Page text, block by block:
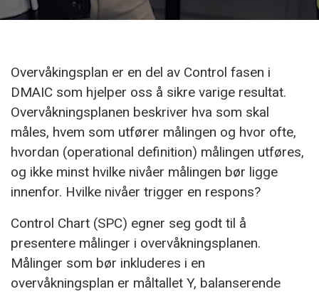
Overvåkingsplan er en del av Control fasen i
DMAIC som hjelper oss å sikre varige resultat.
Overvåkningsplanen beskriver hva som skal
måles, hvem som utfører målingen og hvor ofte,
hvordan (operational definition) målingen utføres,
og ikke minst hvilke nivåer målingen bør ligge
innenfor. Hvilke nivåer trigger en respons?
Control Chart (SPC) egner seg godt til å
presentere målinger i overvåkningsplanen.
Målinger som bør inkluderes i en
overvåkningsplan er måltallet Y, balanserende